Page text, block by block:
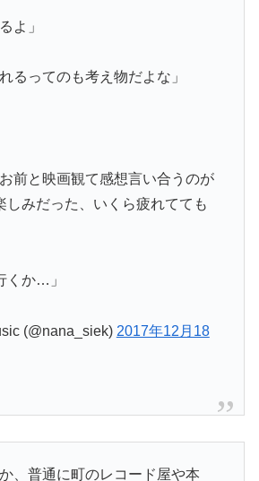
よ」
るってのも考え物だよな」
前と映画観て感想言い合うのが
しみだった、いくら疲れてても
くか…」
(@nana_siek) 2017年12月18
、普通に町のレコード屋や本